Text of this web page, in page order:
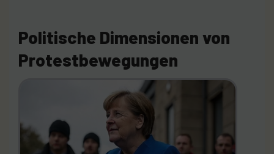
Politische Dimensionen von
Protestbewegungen